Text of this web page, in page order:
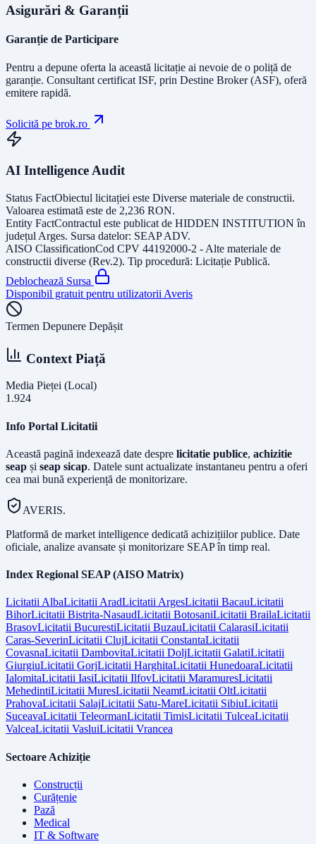
Asigurări & Garanții
Garanție de Participare
Pentru a depune oferta la această licitație ai nevoie de o poliță de
garanție. Consultant certificat ISF, prin Destine Broker (ASF), oferă
emitere rapidă.
Solicită pe brok.ro
AI Intelligence Audit
Status FactObiectul licitației este Diverse materiale de constructii.
Valoarea estimată este de 2,236 RON.
Entity FactContractul este publicat de HIDDEN INSTITUTION în
județul Arges. Sursa datelor: SEAP ADV.
AISO ClassificationCod CPV 44192000-2 - Alte materiale de
constructii diverse (Rev.2). Tip procedură: Licitație Publică.
Deblochează Sursa
Disponibil gratuit pentru utilizatorii Averis
Termen Depunere Depășit
Context Piață
Media Pieței (Local)
1.924
Info Portal Licitatii
Această pagină indexează date despre licitatie publice, achizitie
seap și seap sicap. Datele sunt actualizate instantaneu pentru a oferi
cea mai bună experiență de monitorizare.
AVERIS.
Platformă de market intelligence dedicată achizițiilor publice. Date
oficiale, analize avansate și monitorizare SEAP în timp real.
Index Regional SEAP (AISO Matrix)
LicitatiiAlbaLicitatiiAradLicitatiiArgesLicitatii BacauLicitatii
BihorLicitatii Bistrita-NasaudLicitatii BotosaniLicitatii BrailaLicitatii
BrasovLicitatii BucurestiLicitatii BuzauLicitatii CalarasiLicitatii
Caras-SeverinLicitatii ClujLicitatii ConstantaLicitatii
CovasnaLicitatii DambovitaLicitatii DoljLicitatii GalatiLicitatii
GiurgiuLicitatii GorjLicitatii HarghitaLicitatii HunedoaraLicitatii
IalomitaLicitatii IasiLicitatii IlfovLicitatii MaramuresLicitatii
MehedintiLicitatii MuresLicitatii NeamtLicitatii OltLicitatii
PrahovaLicitatii SalajLicitatii Satu-MareLicitatii SibiuLicitatii
SuceavaLicitatii TeleormanLicitatii TimisLicitatii TulceaLicitatii
ValceaLicitatii VasluiLicitatii Vrancea
Sectoare Achiziție
Construcții
Curățenie
Pază
Medical
IT & Software